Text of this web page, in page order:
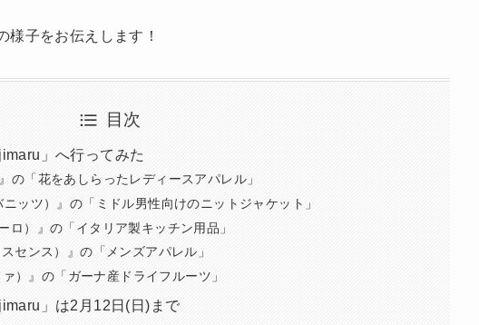
様子をお伝えします！
目次
」へ行ってみた
の「花をあしらったレディースアパレル」
ッツ）』の「ミドル男性向けのニットジャケット」
ロ）』の「イタリア製キッチン用品」
センス）』の「メンズアパレル」
）』の「ガーナ産ドライフルーツ」
」は2月12日(日)まで